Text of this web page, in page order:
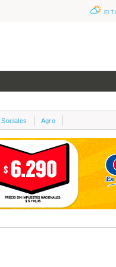
El
Sociales Agro